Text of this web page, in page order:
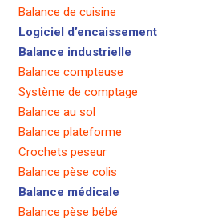
Balance de cuisine
Logiciel d’encaissement
Balance industrielle
Balance compteuse
Système de comptage
Balance au sol
Balance plateforme
Crochets peseur
Balance pèse colis
Balance médicale
Balance pèse bébé